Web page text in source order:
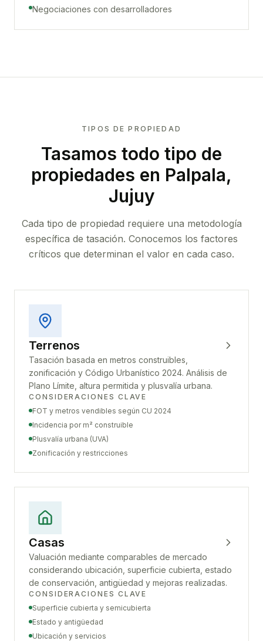
Negociaciones con desarrolladores
TIPOS DE PROPIEDAD
Tasamos todo tipo de
propiedades en Palpala,
Jujuy
Cada tipo de propiedad requiere una metodología
específica de tasación. Conocemos los factores
críticos que determinan el valor en cada caso.
Terrenos
Tasación basada en metros construibles,
zonificación y Código Urbanístico 2024. Análisis de
Plano Límite, altura permitida y plusvalía urbana.
CONSIDERACIONES CLAVE
FOT y metros vendibles según CU 2024
Incidencia por m² construible
Plusvalía urbana (UVA)
Zonificación y restricciones
Casas
Valuación mediante comparables de mercado
considerando ubicación, superficie cubierta, estado
de conservación, antigüedad y mejoras realizadas.
CONSIDERACIONES CLAVE
Superficie cubierta y semicubierta
Estado y antigüedad
Ubicación y servicios